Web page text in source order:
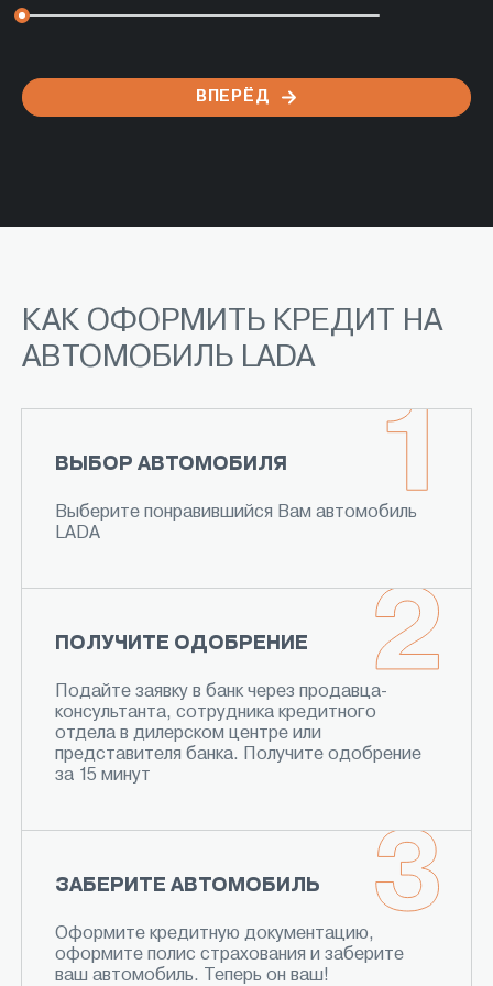
ВПЕРЁД
ВПЕРЁД
КАК ОФОРМИТЬ КРЕДИТ НА
АВТОМОБИЛЬ LADA
ВЫБОР АВТОМОБИЛЯ
Выберите понравившийся Вам автомобиль
LADA
ПОЛУЧИТЕ ОДОБРЕНИЕ
Подайте заявку в банк через продавца-
консультанта, сотрудника кредитного
отдела в дилерском центре или
представителя банка. Получите одобрение
за 15 минут
ЗАБЕРИТЕ АВТОМОБИЛЬ
Оформите кредитную документацию,
оформите полис страхования и заберите
ваш автомобиль. Теперь он ваш!